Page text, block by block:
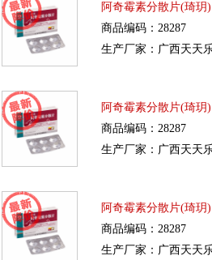
阿奇霉素分散片(琦玥)
商品编码：28287
生产厂家：广西天天
阿奇霉素分散片(琦玥)
商品编码：28287
生产厂家：广西天天
阿奇霉素分散片(琦玥)
商品编码：28287
生产厂家：广西天天